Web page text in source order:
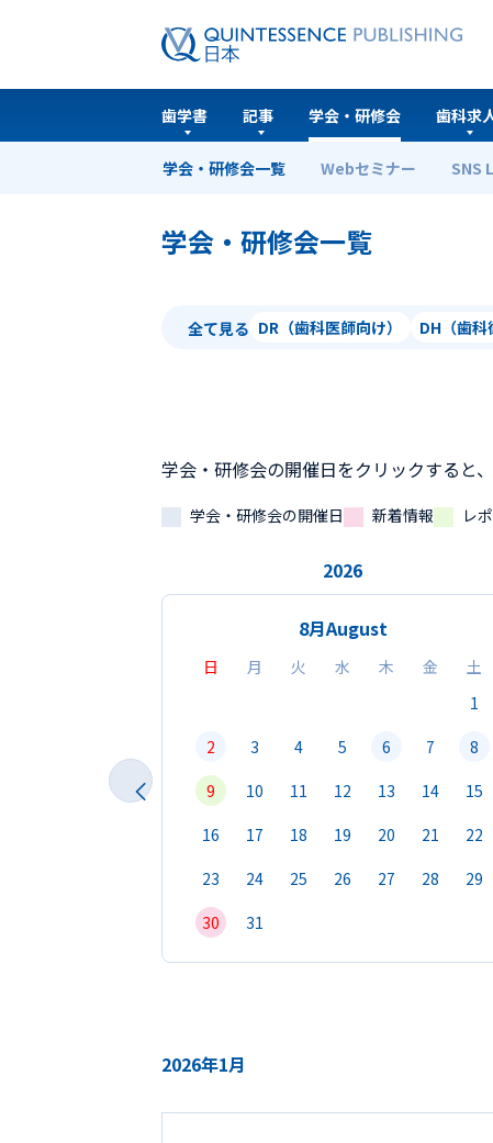
歯学書 記事 学会・研修会
学会・研修会一覧 Webセミナー SNS
歯科求
ホーム 学会・研修会一覧
学会・研修会一覧
全て見る DR（歯科医師向け） DH（歯科
学会・研修会の開催日をクリックすると
学会・研修会の開催日 新着情報 レ
2026
8月August
日 月 火 水 木 金
土
1
2
3 4 5 6 7
8
9
10 11 12 13 14
15
16
17 18 19 20 21
22
23
24 25 26 27 28
29
30
31
2026年1月